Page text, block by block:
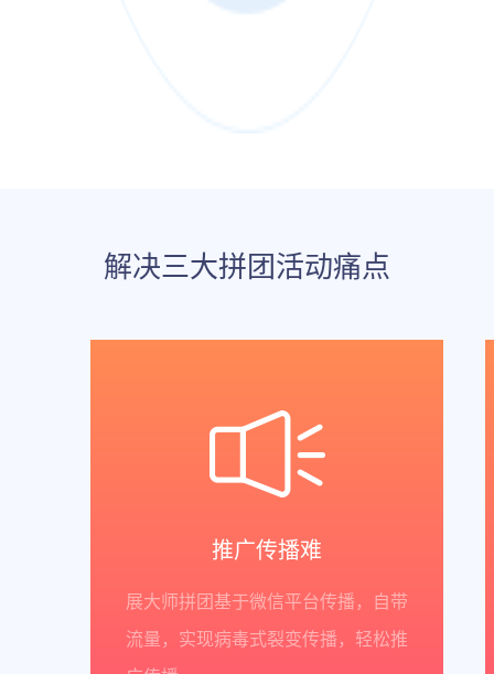
解决三大拼团活动痛点
推广传播难
展大师拼团基于微信平台传播，自带
流量，实现病毒式裂变传播，轻松推